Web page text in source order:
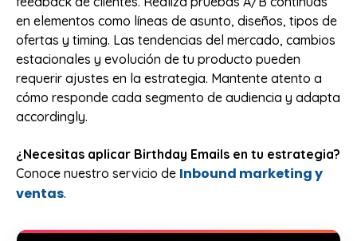
en elementos como líneas de asunto, diseños, tipos de
ofertas y timing. Las tendencias del mercado, cambios
estacionales y evolución de tu producto pueden
requerir ajustes en la estrategia. Mantente atento a
cómo responde cada segmento de audiencia y adapta
accordingly.
¿Necesitas aplicar Birthday Emails en tu estrategia?
Conoce nuestro servicio de Inbound marketing y
ventas.